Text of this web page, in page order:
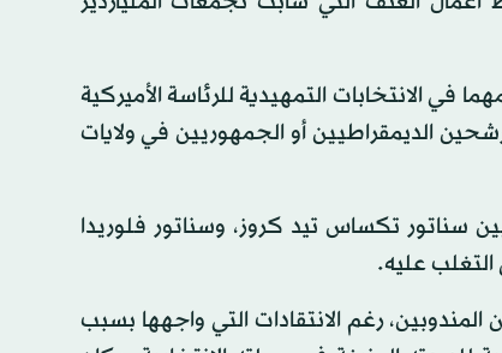
في الانتخابات التمهيدية للرئاسة الأميركية
الديمقراطيين أو الجمهوريين في ولايات
سناتور تكساس تيد كروز، وسناتور فلوريدا
عليه.
المندوبين، رغم الانتقادات التي واجهها بسبب